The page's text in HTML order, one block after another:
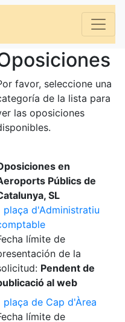
favor, seleccione una
de la lista para
las oposiciones
en
Públics de
SL
plaça d'Administratiu
límite de
de la
Pendent de
al web
plaça de Cap d'Àrea
límite de